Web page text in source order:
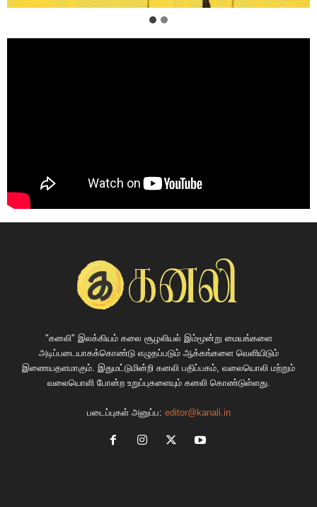
"கனலி" இலக்கியம் கலை சூழலியல் இம்மூன்று மையங்களை
அடிப்படையாகக்கொண்டு எழுதப்படும் ஆக்கங்களை வெளியிடும்
இணையதளமாகும். இதுமட்டுமின்றி கனலி பதிப்பகம், வலையொலி மற்றும்
வலையொளி போன்ற உறுப்புகளையும் கனலி கொண்டுள்ளது.
படைப்புகள் அனுப்ப: editor@kanali.in